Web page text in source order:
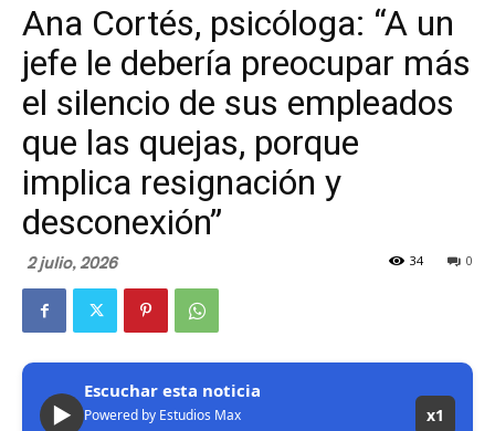
Ana Cortés, psicóloga: “A un
jefe le debería preocupar más
el silencio de sus empleados
que las quejas, porque
implica resignación y
desconexión”
2 julio, 2026 0
34
▶
Escuchar esta noticia
Powered by Estudios Max
x1